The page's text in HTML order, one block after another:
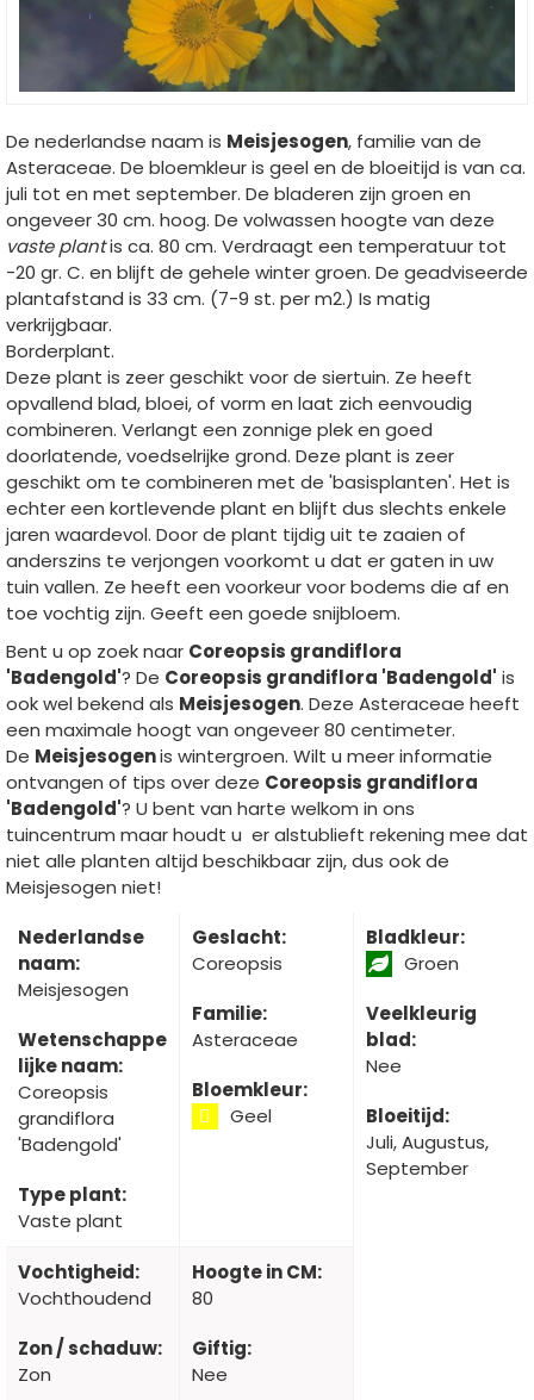
De nederlandse naam is Meisjesogen, familie van de
Asteraceae. De bloemkleur is geel en de bloeitijd is van ca.
juli tot en met september. De bladeren zijn groen en
ongeveer 30 cm. hoog. De volwassen hoogte van deze
vaste plantis ca. 80 cm. Verdraagt een temperatuur tot
-20 gr. C. en blijft de gehele winter groen. De geadviseerde
plantafstand is 33 cm. (7-9 st. per m2.) Is matig
verkrijgbaar.
Borderplant.
Deze plant is zeer geschikt voor de siertuin. Ze heeft
opvallend blad, bloei, of vorm en laat zich eenvoudig
combineren. Verlangt een zonnige plek en goed
doorlatende, voedselrijke grond. Deze plant is zeer
geschikt om te combineren met de 'basisplanten'. Het is
echter een kortlevende plant en blijft dus slechts enkele
jaren waardevol. Door de plant tijdig uit te zaaien of
anderszins te verjongen voorkomt u dat er gaten in uw
tuin vallen. Ze heeft een voorkeur voor bodems die af en
toe vochtig zijn. Geeft een goede snijbloem.
Bent u op zoek naar Coreopsis grandiflora
'Badengold'? De Coreopsis grandiflora 'Badengold' is
ook wel bekend als Meisjesogen. Deze Asteraceae heeft
een maximale hoogt van ongeveer 80 centimeter.
De Meisjesogenis wintergroen. Wilt u meer informatie
ontvangen of tips over deze Coreopsis grandiflora
'Badengold'? U bent van harte welkom in ons
tuincentrum maar houdt u er alstublieft rekening mee dat
niet alle planten altijd beschikbaar zijn, dus ook de
Meisjesogen niet!
Nederlandse
naam:
Meisjesogen
Wetenschappe
lijke naam:
Coreopsis
grandiflora
'Badengold'
Type plant:
Vaste plant
Geslacht:
Coreopsis
Familie:
Asteraceae
Bloemkleur:
Geel
Bladkleur:
Groen
Veelkleurig
blad:
Nee
Bloeitijd:
Juli, Augustus,
September
Vochtigheid:
Vochthoudend
Zon / schaduw:
Zon
Hoogte in CM:
80
Giftig:
Nee